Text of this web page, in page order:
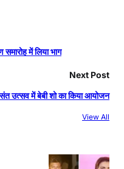
में लिया भाग
Next Post
उत्सव में बेबी शो का किया आयोजन
View All